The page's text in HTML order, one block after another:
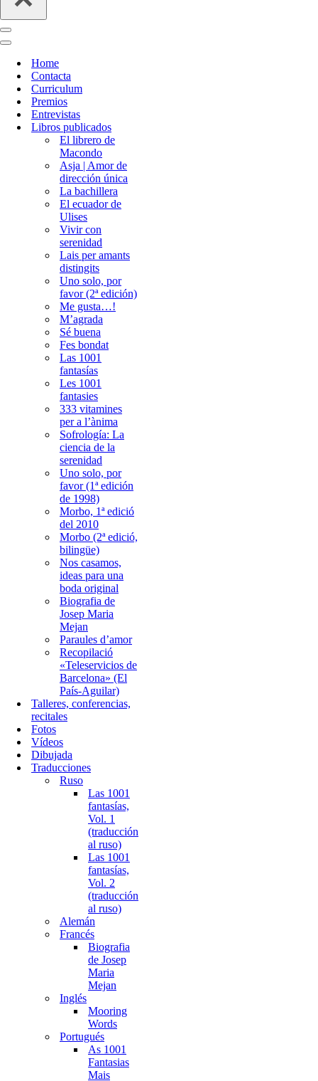
Menú
de
Menú
navegación
Home
Contacta
Curriculum
Premios
Entrevistas
Libros publicados
El librero de
Macondo
Asja | Amor de
dirección única
La bachillera
El ecuador de
Ulises
Vivir con
serenidad
Lais per amants
distingits
Uno solo, por
favor (2ª edición)
Me gusta…!
M’agrada
Sé buena
Fes bondat
Las 1001
fantasías
Les 1001
fantasies
333 vitamines
per a l’ànima
Sofrología: La
ciencia de la
serenidad
Uno solo, por
favor (1ª edición
de 1998)
Morbo, 1ª edició
del 2010
Morbo (2ª edició,
bilingüe)
Nos casamos,
ideas para una
boda original
Biografia de
Josep Maria
Mejan
Paraules d’amor
Recopilació
«Teleservicios de
Barcelona» (El
País-Aguilar)
Talleres, conferencias,
recitales
Fotos
Vídeos
Dibujada
Traducciones
Ruso
Las 1001
fantasías,
Vol. 1
(traducción
al ruso)
Las 1001
fantasías,
Vol. 2
(traducción
al ruso)
Alemán
Francés
Biografia
de Josep
Maria
Mejan
Inglés
Mooring
Words
Portugués
As 1001
Fantasias
Mais